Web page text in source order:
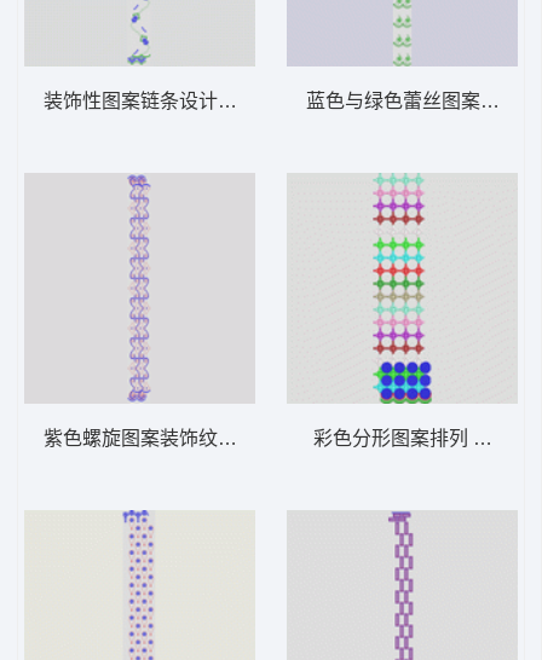
装饰性图案链条设计 窗帘
紫色螺旋图案装饰纹样 窗帘
蓝色与绿色蕾丝图案重复
彩色分形图案排列 窗帘